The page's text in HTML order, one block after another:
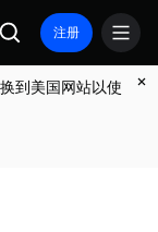
注册
到美国网站以使